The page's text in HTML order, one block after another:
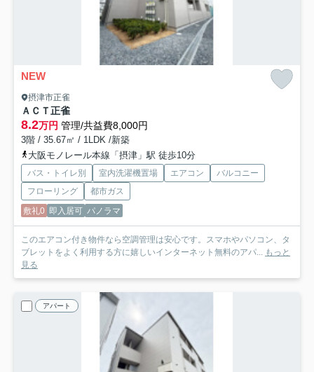
NEW
摂津市正雀
ＡＣＴ正雀
8.2万円 管理/共益費8,000円
3階 / 35.67㎡ / 1LDK /新築
大阪モノレール本線「摂津」駅 徒歩10分
バス・トイレ別 室内洗濯機置場 エアコン
バルコニー
フローリング
都市ガス
敷礼0 即入居可 パノラマ
このエアコン付き物件なら空調管理は安心です。スマホやパソコン、タ
ブレットをよく利用する方に嬉しいインターネット無料のアパ... もっと
見る
アパート